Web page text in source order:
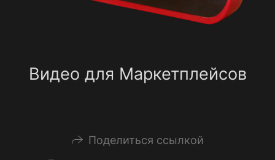
Видео для Маркетплейсов
Поделиться ссылкой